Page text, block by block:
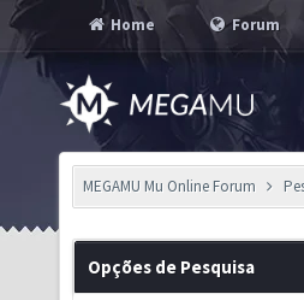
Home Forum
MEGAMU Mu Online Forum
Opções de Pesquisa